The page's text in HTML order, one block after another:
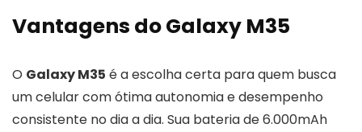
Vantagens do Galaxy M35
O Galaxy M35 é a escolha certa para quem busca
um celular com ótima autonomia e desempenho
consistente no dia a dia. Sua bateria de 6.000mAh